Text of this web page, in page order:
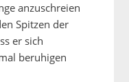
anzuschreien
Spitzen der
er sich
beruhigen